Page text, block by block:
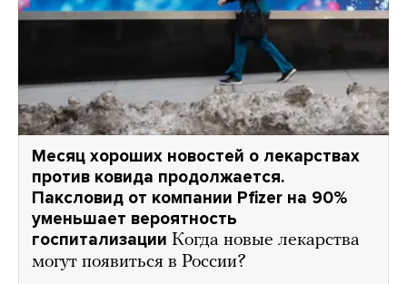
Месяц хороших новостей о лекарствах
против ковида продолжается.
Паксловид от компании Pfizer на 90%
уменьшает вероятность
госпитализации Когда новые лекарства
могут появиться в России?